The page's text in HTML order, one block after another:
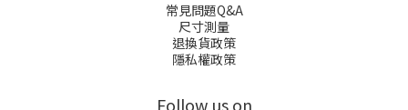
常見問題Q&A
尺寸測量
退換貨政策
隱私權政策
Follow us on